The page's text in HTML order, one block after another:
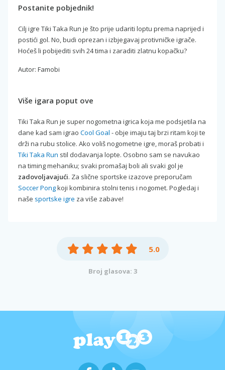
Postanite pobjednik!
Cilj igre Tiki Taka Run je što prije udariti loptu prema naprijed i
postići gol. No, budi oprezan i izbjegavaj protivničke igrače.
Hoćeš li pobijediti svih 24 tima i zaraditi zlatnu kopačku?
Autor: Famobi
Više igara poput ove
Tiki Taka Run je super nogometna igrica koja me podsjetila na
dane kad sam igrao Cool Goal - obje imaju taj brzi ritam koji te
drži na rubu stolice. Ako voliš nogometne igre, moraš probati i
Tiki Taka Run stil dodavanja lopte. Osobno sam se navukao
na timing mehaniku; svaki promašaj boli ali svaki gol je
zadovoljavajući. Za slične sportske izazove preporučam
Soccer Pongkoji kombinira stolni tenis i nogomet. Pogledaj i
naše sportske igre za više zabave!
5.0
Broj glasova: 3